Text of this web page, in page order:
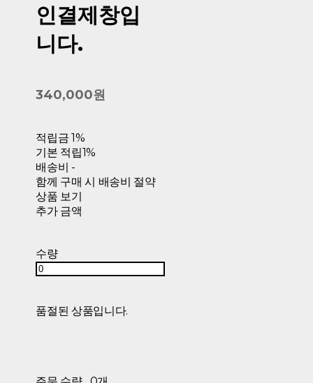
인결제창입
니다.
340,000원
적립금 1%
기본 적립1%
배송비 -
함께 구매 시 배송비 절약
상품 보기
추가 금액
수량
품절된 상품입니다.